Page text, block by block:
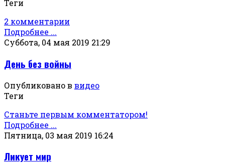
Теги
2 комментарии
Подробнее ...
Суббота, 04 мая 2019 21:29
День без войны
Опубликовано в видео
Теги
Станьте первым комментатором!
Подробнее ...
Пятница, 03 мая 2019 16:24
Ликует мир